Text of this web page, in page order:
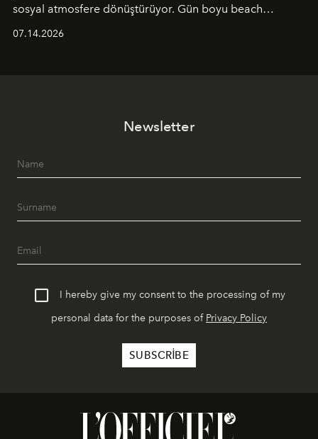
sosyal atmosfere dönüştürüyor. Gün boyu beach
geceye taşıyarak her hafta farklı bir deneyim sunuyor.
07.14.2026
Newsletter
I hereby give my consent to the processing of my
personal data for the purposes of Privacy Policy